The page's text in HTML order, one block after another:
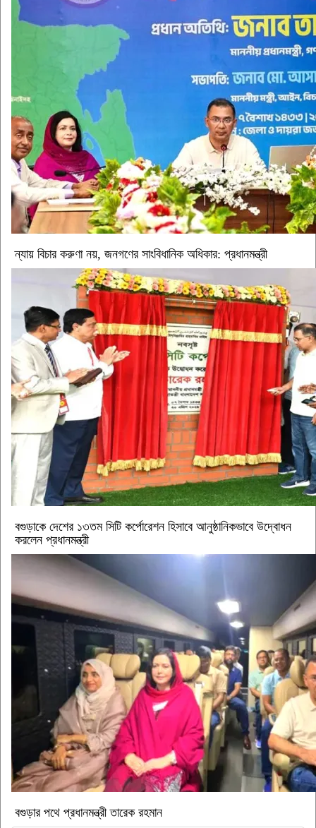
ন্যায় বিচার করুণা নয়, জনগণের সাংবিধানিক অধিকার: প্রধানমন্ত্রী
বগুড়াকে দেশের ১৩তম সিটি কর্পোরেশন হিসাবে আনুষ্ঠানিকভাবে উদ্বোধন
করলেন প্রধানমন্ত্রী
বগুড়ার পথে প্রধানমন্ত্রী তারেক রহমান